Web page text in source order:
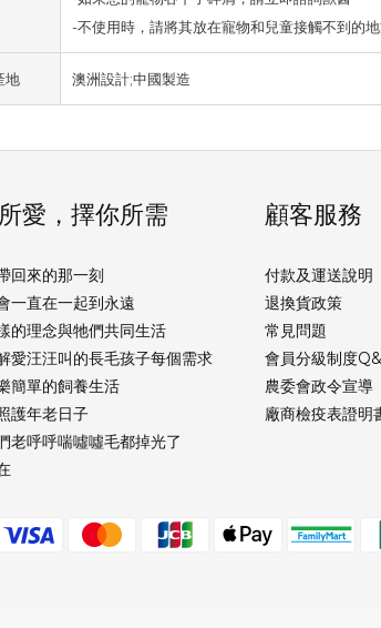
-不使用時，請將其放在寵物和兒童接觸不到的
地 澳洲設計;中國製造
愛，擇你所需
回來的那一刻
一直在一起到永遠
的理念與牠們共同生活
愛汪汪叫的長毛孩子每個需求
簡單的飼養生活
護年老日子
老呼呼喘噓噓毛都掉光了
顧客服務
付款及運送說明
退換貨政策
常見問題
會員分級制度
農委會政令宣導
廠商檢疫表證明